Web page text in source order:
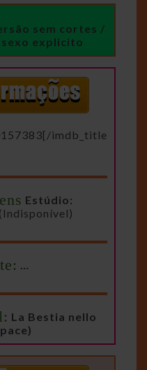
sem cortes /
sexo explicito
imdb_title
Estúdio:
(Indisponível)
…
La Bestia nello